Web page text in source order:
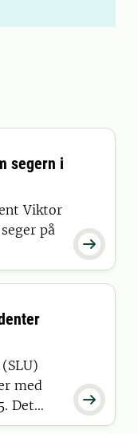

segern i
Viktor
på

med
Det
och